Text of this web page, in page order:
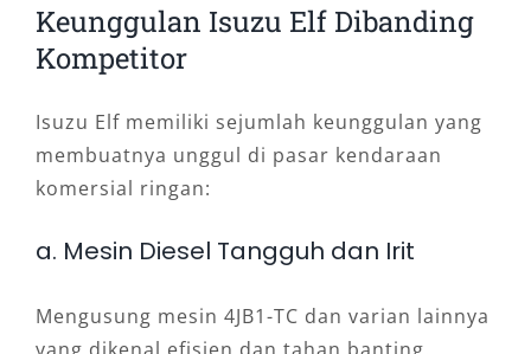
Keunggulan Isuzu Elf Dibanding
Kompetitor
Isuzu Elf memiliki sejumlah keunggulan yang
membuatnya unggul di pasar kendaraan
komersial ringan:
a. Mesin Diesel Tangguh dan Irit
Mengusung mesin 4JB1-TC dan varian lainnya